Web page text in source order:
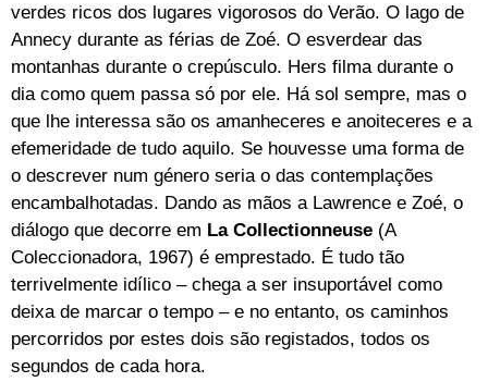
verdes ricos dos lugares vigorosos do Verão. O lago de
Annecy durante as férias de Zoé. O esverdear das
montanhas durante o crepúsculo. Hers filma durante o
dia como quem passa só por ele. Há sol sempre, mas o
que lhe interessa são os amanheceres e anoiteceres e a
efemeridade de tudo aquilo. Se houvesse uma forma de
o descrever num género seria o das contemplações
encambalhotadas. Dando as mãos a Lawrence e Zoé, o
diálogo que decorre em La Collectionneuse (A
Coleccionadora, 1967) é emprestado. É tudo tão
terrivelmente idílico – chega a ser insuportável como
deixa de marcar o tempo – e no entanto, os caminhos
percorridos por estes dois são registados, todos os
segundos de cada hora.